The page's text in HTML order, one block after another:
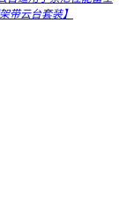
带云台套装】